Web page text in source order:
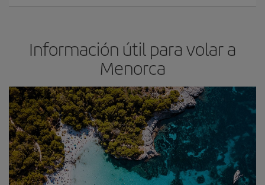
Información útil para volar a
Menorca